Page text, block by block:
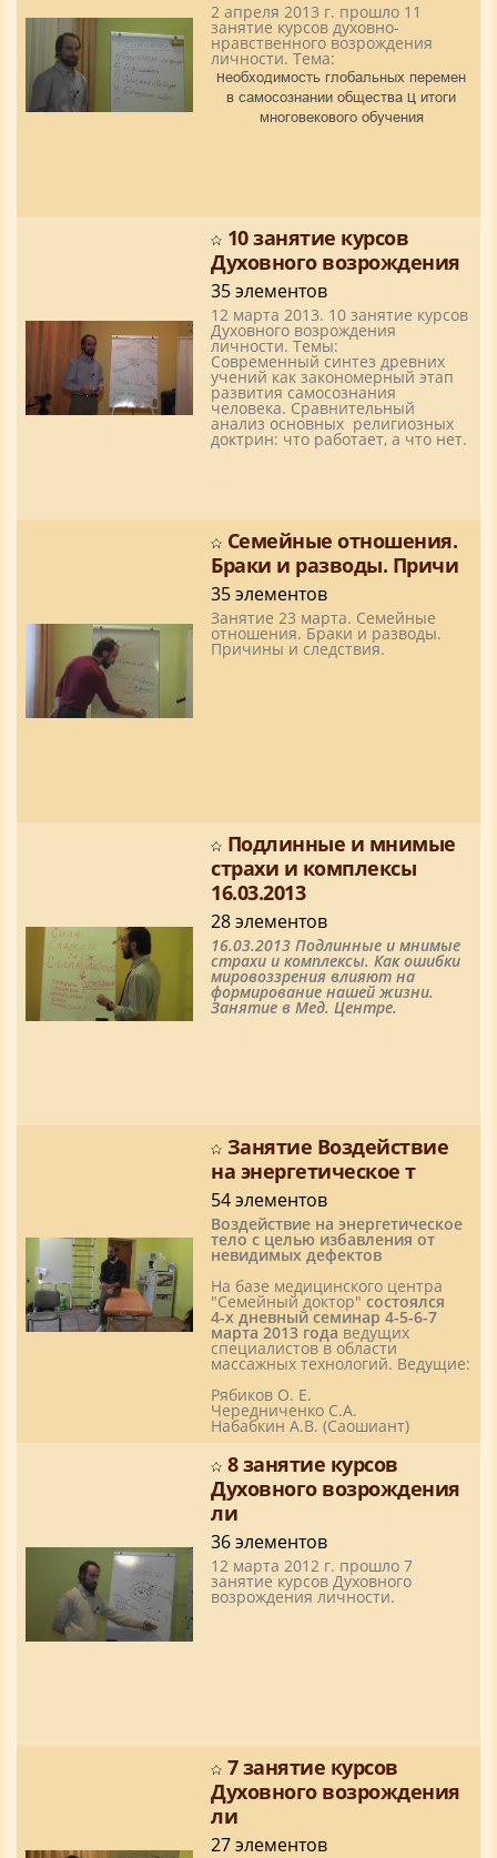
2 апреля 2013 г. прошло 11
занятие курсов духовно-
нравственного возрождения
личности. Тема:
Необходимость глобальных перемен
в самосознании общества – итоги
многовекового обучения
10 занятие курсов
Духовного возрождения
35 элементов
12 марта 2013. 10 занятие курсов
Духовного возрождения
личности. Темы:
Современный синтез древних
учений как закономерный этап
развития самосознания
человека. Сравнительный
анализ основных религиозных
доктрин: что работает, а что нет.
Семейные отношения.
Браки и разводы. Причи
35 элементов
Занятие 23 марта. Семейные
отношения. Браки и разводы.
Причины и следствия.
Подлинные и мнимые
страхи и комплексы
16.03.2013
28 элементов
16.03.2013 Подлинные и мнимые
страхи и комплексы. Как ошибки
мировоззрения влияют на
формирование нашей жизни.
Занятие в Мед. Центре.
Занятие Воздействие
на энергетическое т
54 элементов
Воздействие на энергетическое
тело с целью избавления от
невидимых дефектов
На базе медицинского центра
"Семейный доктор" состоялся
4-х дневный семинар 4-5-6-7
марта 2013 года ведущих
специалистов в области
массажных технологий. Ведущие:
Рябиков О. Е.
Чередниченко С.А.
Набабкин А.В. (Саошиант)
8 занятие курсов
Духовного возрождения
ли
36 элементов
12 марта 2012 г. прошло 7
занятие курсов Духовного
возрождения личности.
7 занятие курсов
Духовного возрождения
ли
27 элементов